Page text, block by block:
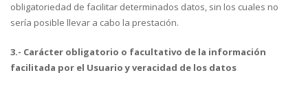
obligatoriedad de facilitar determinados datos, sin los cuales no
sería posible llevar a cabo la prestación.
3.- Carácter obligatorio o facultativo de la información
facilitada por el Usuario y veracidad de los datos